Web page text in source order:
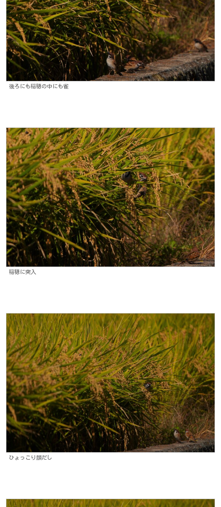
後ろにも稲穂の中にも雀
稲穂に突入
ひょっこり顔だし